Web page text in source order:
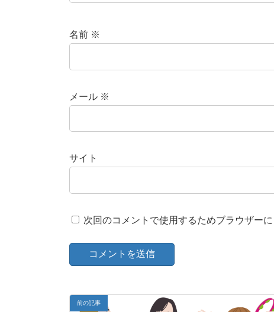
名前 ※
メール ※
サイト
次回のコメントで使用するためブラウザー
前の記事